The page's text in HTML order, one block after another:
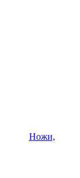
Ножи,